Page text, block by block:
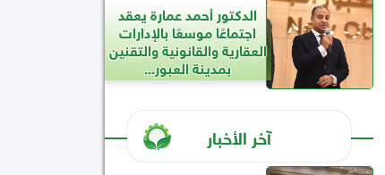
الدكتور أحمد عمارة يعقد
اجتماعًا موسعًا بالإدارات
العقارية والقانونية والتقنين
بمدينة العبور...
آخر الأخبار